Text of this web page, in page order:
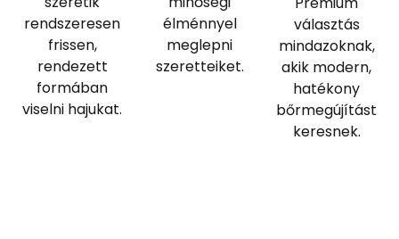
rendszeresen
frissen,
rendezett
formában
viselni hajukat.
élménnyel
meglepni
szeretteiket.
választás
mindazoknak,
akik modern,
hatékony
bőrmegújítást
keresnek.